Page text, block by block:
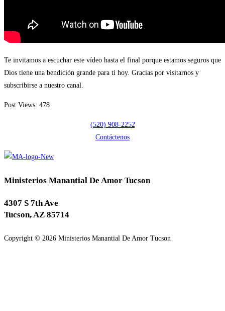
Te invitamos a escuchar este vídeo hasta el final porque estamos seguros que
Dios tiene una bendición grande para ti hoy. Gracias por visitarnos y
subscribirse a nuestro canal.
Post Views: 478
(520) 908-2252
Contáctenos
Ministerios Manantial De Amor Tucson
4307 S 7th Ave
Tucson, AZ 85714
Copyright © 2026 Ministerios Manantial De Amor Tucson